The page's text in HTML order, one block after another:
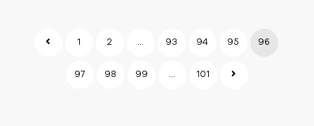
1 2 93 94 95 96
97 98 99 101